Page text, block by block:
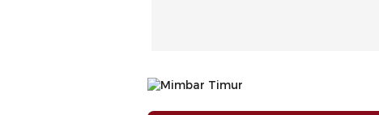
Mimbar Timur
Media Berjaringan Indonesia Timur